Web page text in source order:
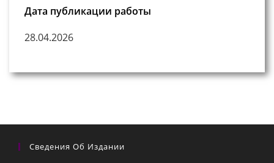
Дата публикации работы
28.04.2026
Сведения Об Издании